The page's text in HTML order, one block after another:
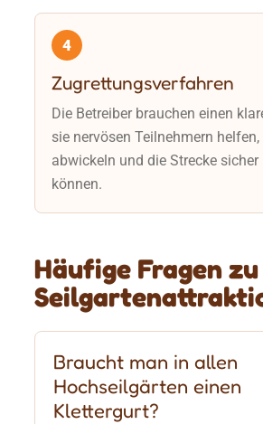
4
Zugrettungsverfahren
Die Betreiber brauchen einen
sie nervösen Teilnehmern
abwickeln und die Strecke sicher
können.
Häufige Fragen zu
Braucht man in allen
Hochseilgärten einen
Klettergurt?